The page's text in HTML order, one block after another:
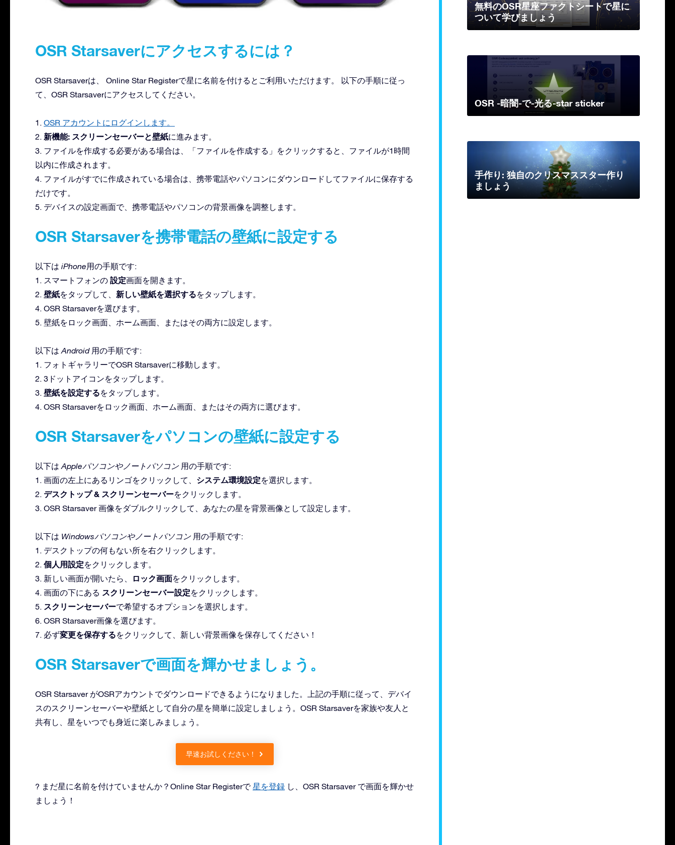
OSR Starsaverにアクセスするには？
OSR Starsaverは、 Online Star Registerで星に名前を付けるとご利用いただけます。 以下の手順に従っ
て、OSR Starsaverにアクセスしてください。
1. OSR アカウントにログインします。
2. 新機能: スクリーンセーバーと壁紙に進みます。
3. ファイルを作成する必要がある場合は、「ファイルを作成する」をクリックすると、ファイルが1時間
以内に作成されます。
4. ファイルがすでに作成されている場合は、携帯電話やパソコンにダウンロードしてファイルに保存する
だけです。
5. デバイスの設定画面で、携帯電話やパソコンの背景画像を調整します。
OSR Starsaverを携帯電話の壁紙に設定する
以下は iPhone用の手順です:
1. スマートフォンの 設定画面を開きます。
2. 壁紙をタップして、 新しい壁紙を選択するをタップします。
4. OSR Starsaverを選びます。
5. 壁紙をロック画面、ホーム画面、またはその両方に設定します。
以下は Android 用の手順です:
1. フォトギャラリーでOSR Starsaverに移動します。
2. 3ドットアイコンをタップします。
3. 壁紙を設定するをタップします。
4. OSR Starsaverをロック画面、ホーム画面、またはその両方に選びます。
OSR Starsaverをパソコンの壁紙に設定する
以下は Appleパソコンやノートパソコン 用の手順です:
1. 画面の左上にあるリンゴをクリックして、 システム環境設定を選択します。
2. デスクトップ & スクリーンセーバーをクリックします。
3. OSR Starsaver 画像をダブルクリックして、あなたの星を背景画像として設定します。
以下は Windowsパソコンやノートパソコン 用の手順です:
1. デスクトップの何もない所を右クリックします。
2. 個人用設定をクリックします。
3. 新しい画面が開いたら、
ロック画面をクリックします。
4. 画面の下にある スクリーンセーバー設定をクリックします。
5. スクリーンセーバーで希望するオプションを選択します。
6. OSR Starsaver画像を選びます。
7. 必ず変更を保存するをクリックして、新しい背景画像を保存してください！
OSR Starsaverで画面を輝かせましょう。
OSR Starsaver がOSRアカウントでダウンロードできるようになりました。上記の手順に従って、デバイ
スのスクリーンセーバーや壁紙として自分の星を簡単に設定しましょう。OSR Starsaverを家族や友人と
共有し、星をいつでも身近に楽しみましょう。
早速お試しください！
? まだ星に名前を付けていませんか？Online Star Registerで星を登録 し、OSR Starsaver で画面を輝かせ
ましょう！
無料のOSR星座ファクトシートで星に
ついて学びましょう
OSR -暗闇-で-光る-star sticker
手作り: 独自のクリスマススター作り
ましょう